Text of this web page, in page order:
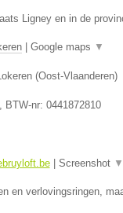
Ligney en in de
| Google maps ▼
(Oost-Vlaanderen)
BTW-nr: 0441872810
| Screenshot ▼
en verlovingsringen,